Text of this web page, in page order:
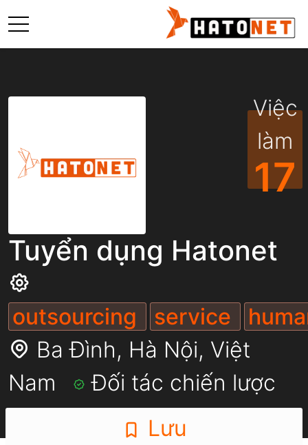
Tuyển dụng Hatonet
outsourcing service
Ba Đình, Hà Nội, Việt
Nam
Đối tác chiến lược
Việc
làm
17
Lưu